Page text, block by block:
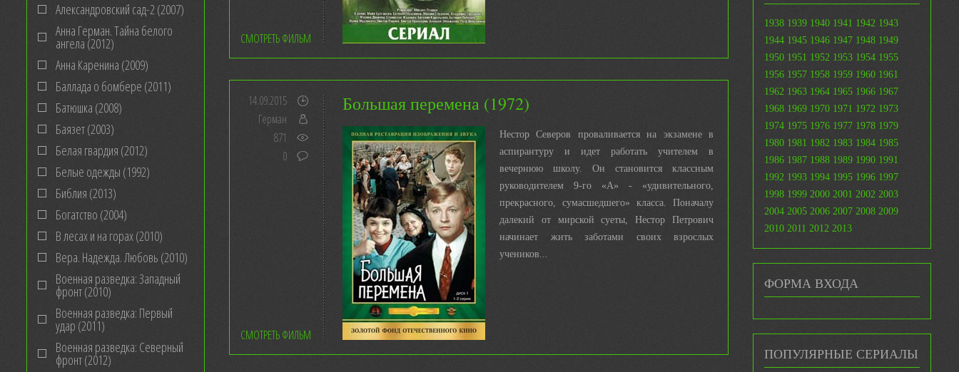
Александровский сад-2 (2007)
Анна Герман. Тайна белого
ангела (2012)
Анна Каренина (2009)
Баллада о бомбере (2011)
Батюшка (2008)
Баязет (2003)
Белая гвардия (2012)
Белые одежды (1992)
Библия (2013)
Богатство (2004)
В лесах и на горах (2010)
Вера. Надежда. Любовь (2010)
Военная разведка: Западный
фронт (2010)
Военная разведка: Первый
удар (2011)
Военная разведка: Северный
фронт (2012)
СМОТРЕТЬ ФИЛЬМ
Большая перемена (1972)
Нестор Северов проваливается на экзамене в
аспирантуру и идет работать учителем в
вечернюю школу. Он становится классным
руководителем 9-го «A» - «удивительного,
прекрасного, сумасшедшего» класса. Поначалу
далекий от мирской суеты, Нестор Петрович
начинает жить заботами своих взрослых
учеников...
14.09.2015
Герман
871
0
СМОТРЕТЬ ФИЛЬМ
1938 1939 1940 1941 1942 1943
1944 1945 1946 1947 1948 1949
1950 1951 1952 1953 1954 1955
1956 1957 1958 1959 1960 1961
1962 1963 1964 1965 1966 1967
1968 1969 1970 1971 1972 1973
1974 1975 1976 1977 1978 1979
1980 1981 1982 1983 1984 1985
1986 1987 1988 1989 1990 1991
1992 1993 1994 1995 1996 1997
1998 1999 2000 2001 2002 2003
2004 2005 2006 2007 2008 2009
2010 2011 2012 2013
ФОРМА ВХОДА
ПОПУЛЯРНЫЕ СЕРИАЛЫ